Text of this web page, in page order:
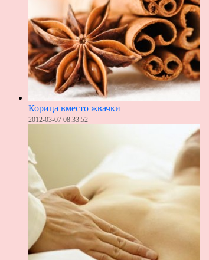
Корица вместо жвачки
2012-03-07 08:33:52